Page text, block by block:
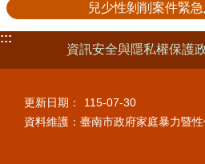
兒少性剝削案件緊
:::
資訊安全與隱私權保護
更新日期：
115-07-30
資料維護：臺南市政府家庭暴力暨